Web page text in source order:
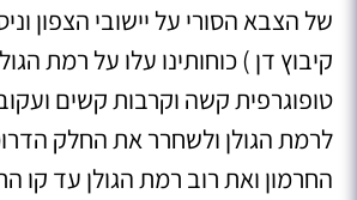
של הצבא הסורי על יישובי הצפון
קיבוץ דן ) כוחותינו עלו על רמת
טופוגרפית קשה וקרבות קשים
לרמת הגולן ולשחרר את החלק
החרמון ואת רוב רמת הגולן עד קו